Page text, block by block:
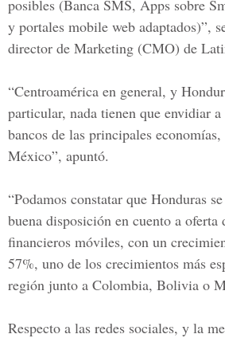
posibles (Banca SMS, Apps sobre
y portales mobile web adaptados)”,
director de Marketing (CMO) de
“Centroamérica en general, y
particular, nada tienen que envidiar
bancos de las principales
México”, apuntó.
“Podamos constatar que Honduras
buena disposición en cuento a oferta
financieros móviles, con un
57%, uno de los crecimientos más
región junto a Colombia, Bolivia o
Respecto a las redes sociales, y la